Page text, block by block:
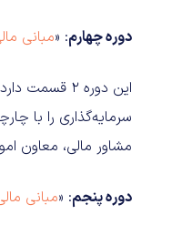
دوره چهارم: «مبانی
این دوره 2
سرمایه‌گذاری را با
مشاور مالی، معاون
دوره پنجم: «مبانی